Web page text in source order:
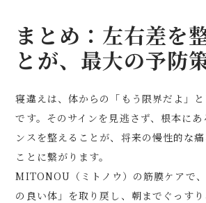
まとめ：左右差を
とが、最大の予防
寝違えは、体からの「もう限界だよ」
です。そのサインを見逃さず、根本にあ
ンスを整えることが、将来の慢性的な
ことに繋がります。
MITONOU（ミトノウ）の筋膜ケアで
の良い体」を取り戻し、朝までぐっす